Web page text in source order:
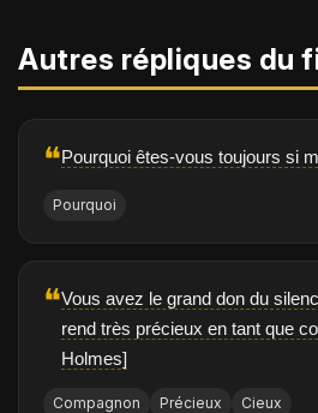
Autres répliques du
❝Pourquoi êtes-vous toujours si
Pourquoi
❝Vous avez le grand don du
rend très précieux en tant que
Holmes]
Compagnon Précieux Cieux